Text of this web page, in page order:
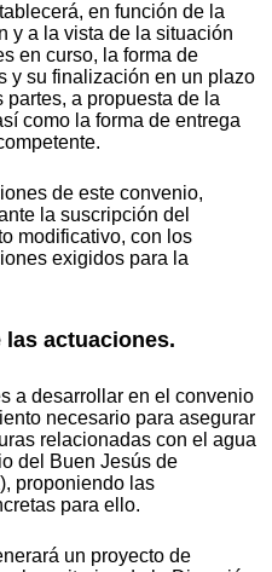
en función de la
y a la vista de la situación
en curso, la forma de
y su finalización en un plazo
a propuesta de la
como la forma de entrega
de este convenio,
la suscripción del
modificativo, con los
exigidos para la
actuaciones.
a desarrollar en el convenio
necesario para asegurar
relacionadas con el agua
del Buen Jesús de
proponiendo las
para ello.
un proyecto de